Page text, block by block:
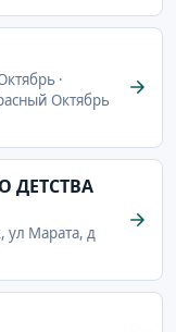
·
Октябрь
ДЕТСТВА
ул Марата, д